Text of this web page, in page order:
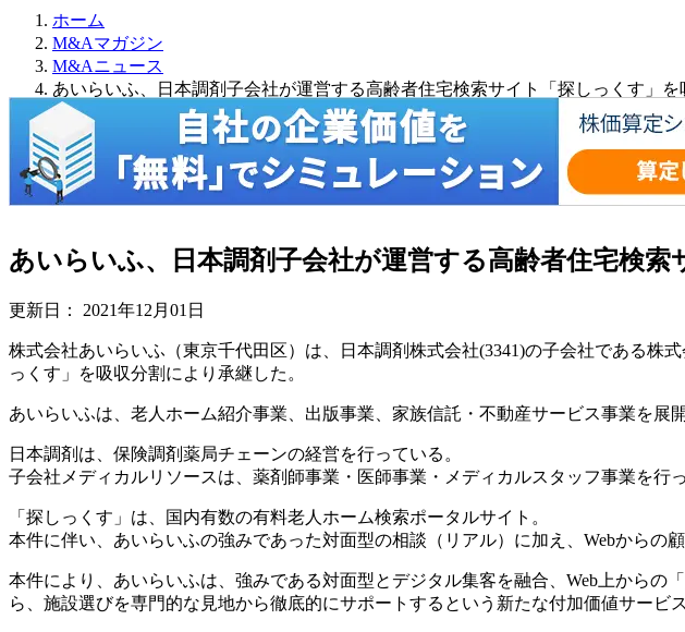
ホーム
M&Aマガジン
M&Aニュース
あいらいふ、日本調剤子会社が運営する高齢者住宅検索サイト「探しっくす」
あいらいふ、日本調剤子会社が運営する高齢者住宅検
更新日： 2021年12月01日
株式会社あいらいふ（東京千代田区）は、日本調剤株式会社(3341)の子会社である株
っくす」を吸収分割により承継した。
あいらいふは、老人ホーム紹介事業、出版事業、家族信託・不動産サービス事業を展開
日本調剤は、保険調剤薬局チェーンの経営を行っている。
子会社メディカルリソースは、薬剤師事業・医師事業・メディカルスタッフ事業を行っ
「探しっくす」は、国内有数の有料老人ホーム検索ポータルサイト。
本件に伴い、あいらいふの強みであった対面型の相談（リアル）に加え、Webからの
本件により、あいらいふは、強みである対面型とデジタル集客を融合、Web上から
ら、施設選びを専門的な見地から徹底的にサポートするという新たな付加価値サービ